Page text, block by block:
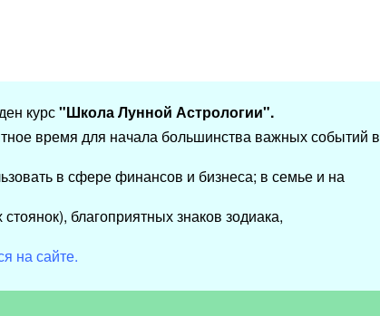
курс"Школа Лунной Астрологии".
время для начала большинства важных событий в
в сфере финансов и бизнеса; в семье и на
благоприятных знаков зодиака,
на сайте.